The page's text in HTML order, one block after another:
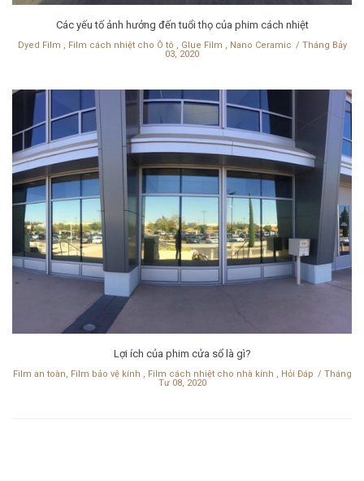
Các yếu tố ảnh hưởng đến tuổi thọ của phim cách nhiệt
Dyed Film Film cách nhiệt cho Ô tô Glue Film Nano Ceramic
Tháng Bảy
03, 2020
Lợi ích của phim cửa sổ là gì?
Film an toàn, Film bảo vệ kính , Film cách nhiệt cho nhà kính , Hỏi Đáp
Tháng
Tư 08, 2020